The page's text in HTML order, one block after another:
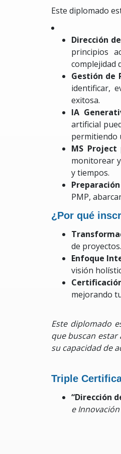
Este diplomado
Dirección
principios
complejidad
Gestión de
identificar,
exitosa.
IA
artificial
permitiendo
MS Project
monitorear
y tiempos.
PMP,
¿Por qué
de proyectos.
Enfoque
visión
mejorando
Este diplomado
que buscan
su capacidad de
Triple
“Dirección
e Innovación